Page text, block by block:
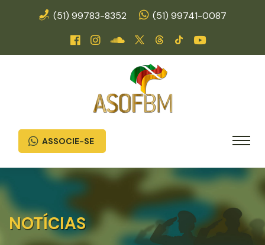
(51) 99783-8352 (51) 99741-0087
ASSOCIE-SE
NOTÍCIAS